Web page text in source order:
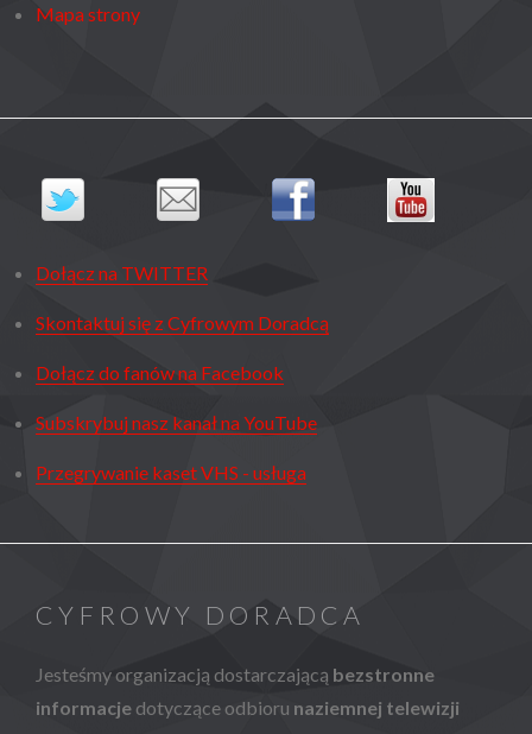
Mapa strony
Dołącz na TWITTER
Skontaktuj się z Cyfrowym Doradcą
Dołącz do fanów na Facebook
Subskrybuj nasz kanał na YouTube
Przegrywanie kaset VHS - usługa
CYFROWY DORADCA
Jesteśmy organizacją dostarczającą bezstronne
informacje dotyczące odbioru naziemnej telewizji